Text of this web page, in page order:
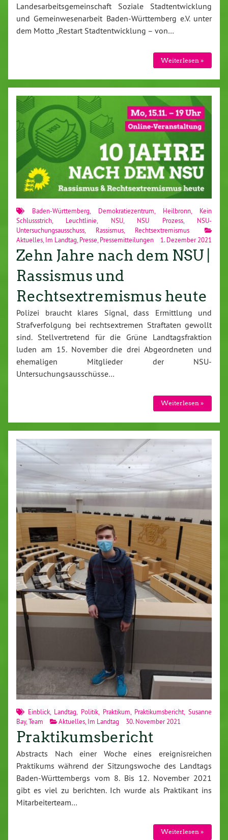
Landesarbeitsgemeinschaft Soziale Stadtentwicklung
und Gemeinwesenarbeit Baden-Württemberg e.V. unter
dem Motto „Restart Stadtentwicklung – von…
Weiterlesen »
Baden-Württemberg Demokratiezentrum Heilbronn
Kein
Schlussstrich
Leuchtlinie NSU, NSU Prozess, NSU-
Untersuchungsausschuss
Rassismus
Rechtsextremismus
Aktuelles Im Landtag Presse Pressemitteilungen 1. Dezember 2021
Zehn Jahre nach dem NSU |
Rassismus und
Rechtsextremismus heute
Polizei braucht klares Signal, dass Ermittlung und
Strafverfolgung bei rechtsextremen Straftaten gewollt
sind. Stellvertretend für die Grüne Landtagsfraktion
luden am 15. November die drei Abgeordneten und
ehemaligen Mitglieder der NSU-
Untersuchungsausschüsse…
Weiterlesen »
Einblick, Landtag Politik Praktikum Praktikumsbericht ,Susanne
Bay, Team Aktuelles Im Landtag 30. November 2021
Praktikumsbericht
Abstracts Nach einer Woche eines ereignisreichen
Praktikums während der Sitzungswoche des Landtags
Baden-Württembergs vom 8. Bis 12. November 2021
gibt es viel zu berichten. Ich wurde als Praktikant ins
Mitarbeiterteam…
Weiterlesen »